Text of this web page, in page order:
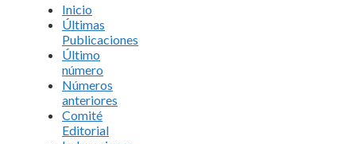
Inicio
Últimas
Publicaciones
Último
número
Números
anteriores
Comité
Editorial